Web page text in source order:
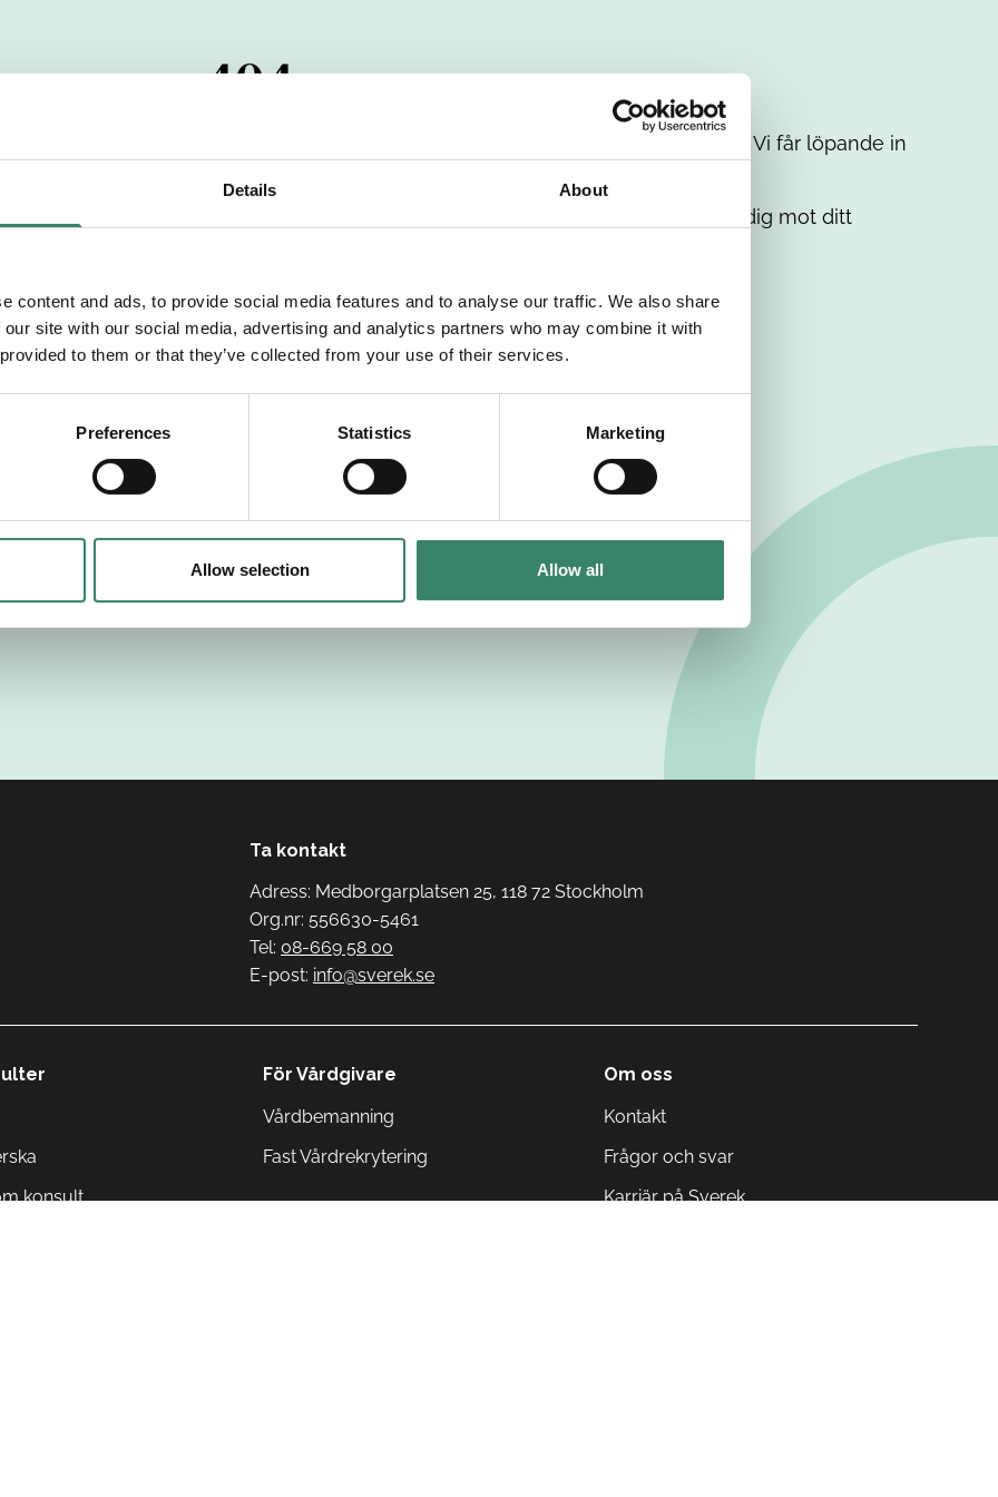
Details About
content and ads, to provide social media features and to analyse our traffic. We also share
site with our social media, advertising and analytics partners who may combine it with
to them or that they’ve collected from your use of their services.
Preferences Statistics Marketing
Allow selection Allow all
404
har passerats. Vi uppskattar verkligen ditt intresse. Misströsta inte. Vi får löpande in
dig med mer information om våra aktuella uppdrag. Tillsammans matchar vi dig mot ditt
Tillbaka till Sverek
Ta kontakt
Adress: Medborgarplatsen 25, 118 72 Stockholm
Org.nr: 556630-5461
Tel: 08-669 58 00
E-post: info@sverek.se
konsult
För Vårdgivare
Vårdbemanning
Fast Vårdrekrytering
Om oss
Kontakt
Frågor och svar
Karriär på Sverek